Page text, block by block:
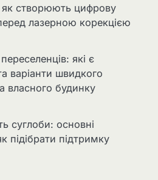
як створюють цифрову
лазерною корекцією
які є
варіанти швидкого
власного будинку
суглоби: основні
підібрати підтримку